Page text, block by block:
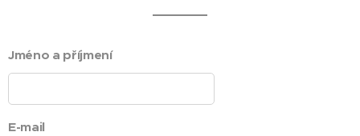
Jméno a příjmení
E-mail